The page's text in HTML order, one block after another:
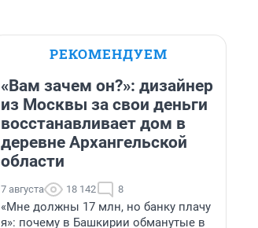
РЕКОМЕНДУЕМ
«Вам зачем он?»: дизайнер
из Москвы за свои деньги
восстанавливает дом в
деревне Архангельской
области
7 августа 18 142 8
«Мне должны 17 млн, но банку плачу
я»: почему в Башкирии обманутые в